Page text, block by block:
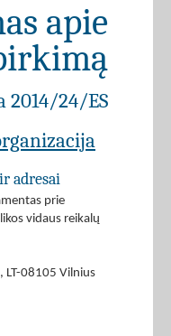
apie
2014/24/ES
adresai
prie
vidaus reikalų
LT-08105 Vilnius